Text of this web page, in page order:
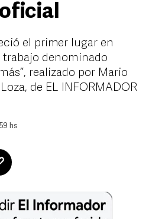
el primer lugar en
trabajo denominado
realizado por Mario
de EL INFORMADOR
hs